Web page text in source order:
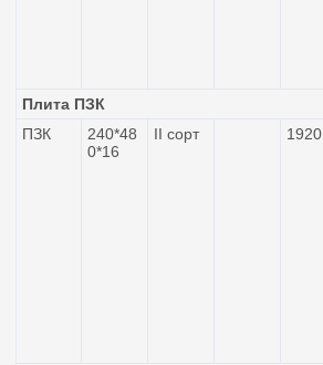
Плита ПЗК
ПЗК
240*48
0*16
II сорт 1920